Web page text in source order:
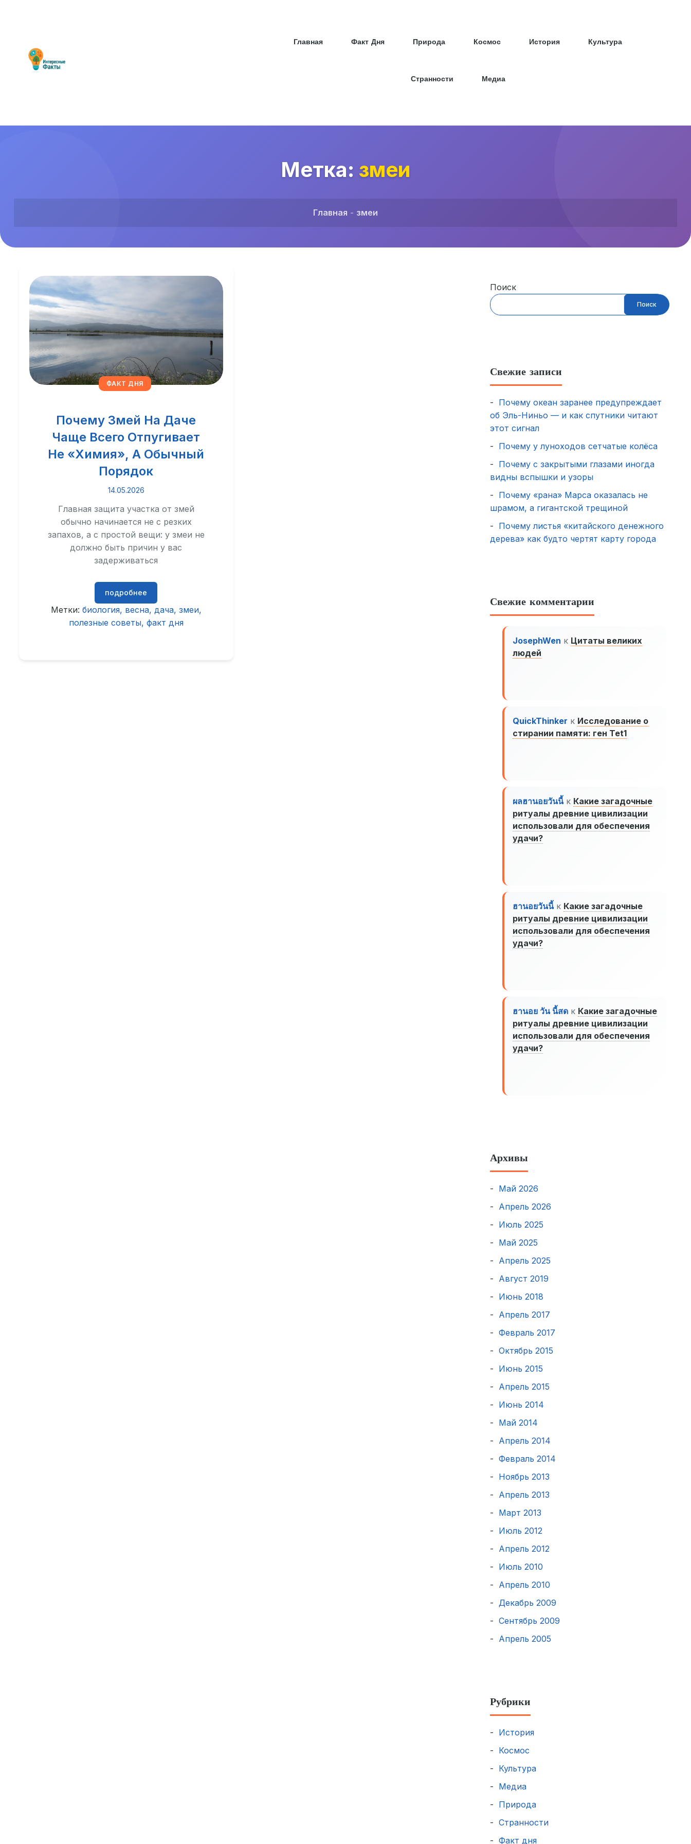
Главная Факт Дня Природа Космос История Культура
Странности Медиа
Метка: змеи
Главная змеи
ФАКТ ДНЯ
Почему Змей На Даче
Чаще Всего Отпугивает
Не «химия», А Обычный
Порядок
14.05.2026
Главная защита участка от змей
обычно начинается не с резких
запахов, а с простой вещи: у змеи не
должно быть причин у вас
задерживаться
подробнее
Метки: биология весна дача змеи
полезные советы факт дня
Поиск
Поиск
Свежие записи
Почему океан заранее предупреждает
об Эль-Ниньо — и как спутники читают
этот сигнал
Почему у луноходов сетчатые колёса
Почему с закрытыми глазами иногда
видны вспышки и узоры
Почему «рана» Марса оказалась не
шрамом, а гигантской трещиной
Почему листья «китайского денежного
дерева» как будто чертят карту города
Свежие комментарии
JosephWen к Цитаты великих
людей
QuickThinker к Исследование о
стирании памяти: ген Tet1
ผลฮานอยวันนี้к Какие загадочные
ритуалы древние цивилизации
использовали для обеспечения
удачи?
ฮานอยวันนี้к Какие загадочные
ритуалы древние цивилизации
использовали для обеспечения
удачи?
ฮานอย วัน นี้สด к Какие загадочные
ритуалы древние цивилизации
использовали для обеспечения
удачи?
Архивы
Май 2026
Апрель 2026
Июль 2025
Май 2025
Апрель 2025
Август 2019
Июнь 2018
Апрель 2017
Февраль 2017
Октябрь 2015
Июнь 2015
Апрель 2015
Июнь 2014
Май 2014
Апрель 2014
Февраль 2014
Ноябрь 2013
Апрель 2013
Март 2013
Июль 2012
Апрель 2012
Июль 2010
Апрель 2010
Декабрь 2009
Сентябрь 2009
Апрель 2005
Рубрики
История
Космос
Культура
Медиа
Природа
Странности
Факт дня